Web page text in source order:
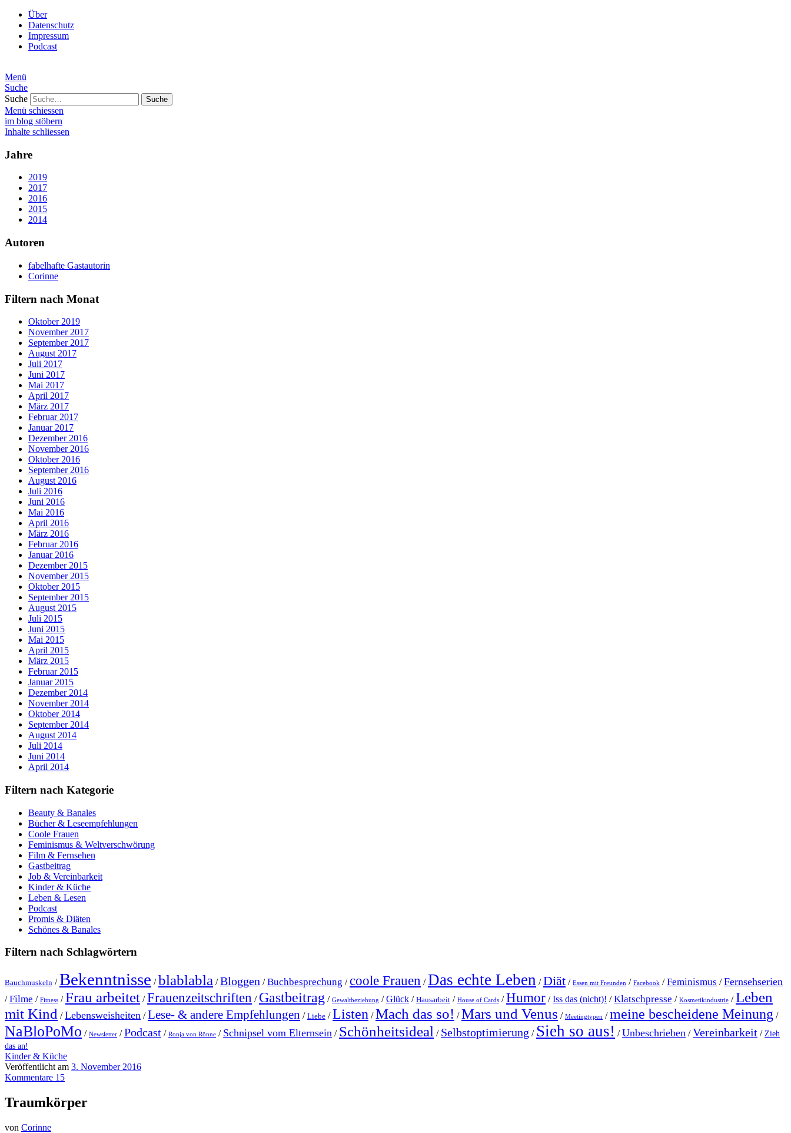
Über
Datenschutz
Impressum
Podcast
Menü
Suche
Suche
Menü schiessen
im blog stöbern
Inhalte schliessen
Jahre
2019
2017
2016
2015
2014
Autoren
fabelhafte Gastautorin
Corinne
Filtern nach Monat
Oktober 2019
November 2017
September 2017
August 2017
Juli 2017
Juni 2017
Mai 2017
April 2017
März 2017
Februar 2017
Januar 2017
Dezember 2016
November 2016
Oktober 2016
September 2016
August 2016
Juli 2016
Juni 2016
Mai 2016
April 2016
März 2016
Februar 2016
Januar 2016
Dezember 2015
November 2015
Oktober 2015
September 2015
August 2015
Juli 2015
Juni 2015
Mai 2015
April 2015
März 2015
Februar 2015
Januar 2015
Dezember 2014
November 2014
Oktober 2014
September 2014
August 2014
Juli 2014
Juni 2014
April 2014
Filtern nach Kategorie
Beauty & Banales
Bücher & Leseempfehlungen
Coole Frauen
Feminismus & Weltverschwörung
Film & Fernsehen
Gastbeitrag
Job & Vereinbarkeit
Kinder & Küche
Leben & Lesen
Podcast
Promis & Diäten
Schönes & Banales
Filtern nach Schlagwörtern
Bauchmuskeln /Bekenntnisse /blablabla /Bloggen /Buchbesprechung /coole Frauen /Das echte Leben /Diät / Essen mit Freunden / Facebook /Feminismus /Fernsehserien
/Filme / Fitness /Frau arbeitet /Frauenzeitschriften / Gastbeitrag / Gewaltbeziehung /Glück / Hausarbeit / House of Cards /Humor /Iss das (nicht)! /Klatschpresse / Kosmetikindustrie /Leben
mit Kind /Lebensweisheiten /Lese- & andere Empfehlungen / Liebe /Listen /Mach das so! /Mars und Venus / Meetingtypen /meine bescheidene Meinung /
NaBloPoMo / Newsletter /Podcast / Ronja von Rönne / Schnipsel vom Elternsein / Schönheitsideal / Selbstoptimierung / Sieh so aus! /Unbeschrieben /Vereinbarkeit / Zieh
das an!
Kinder & Küche
Veröffentlicht am 3. November 2016
Kommentare 15
Traumkörper
von Corinne